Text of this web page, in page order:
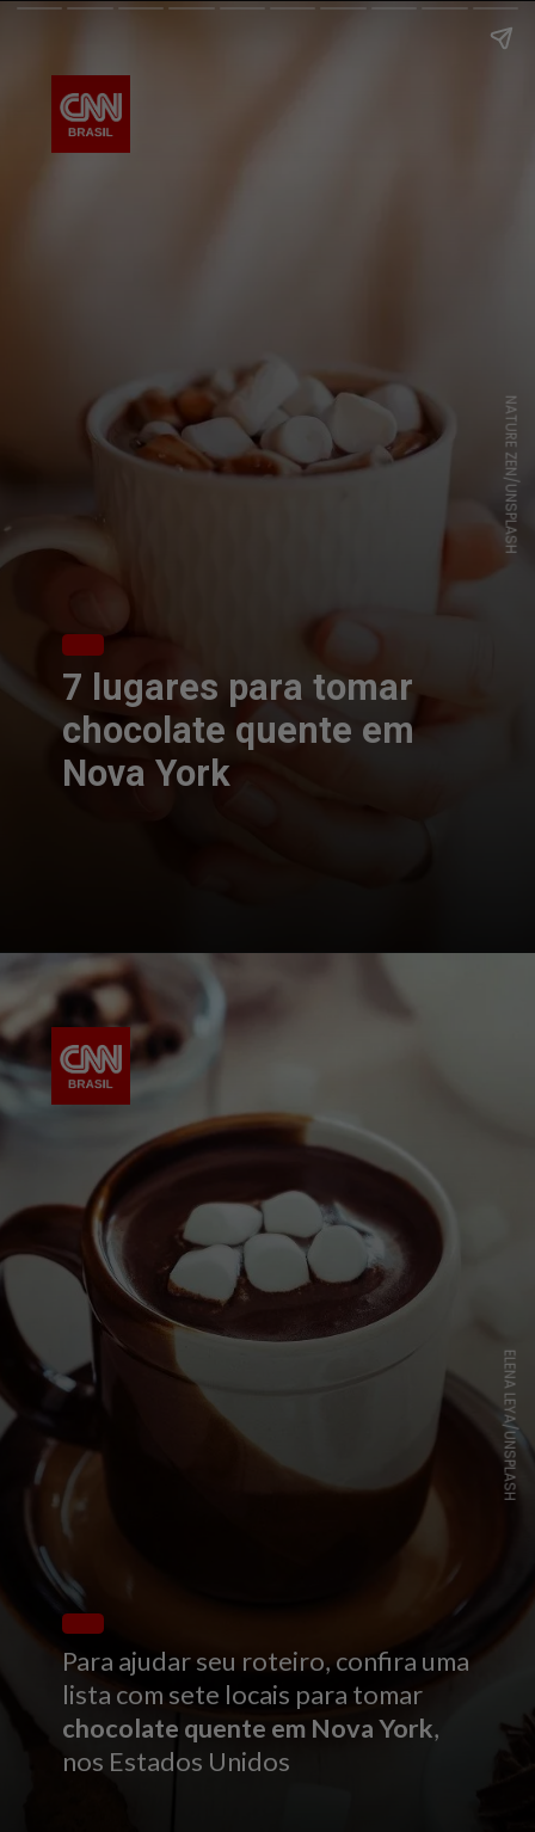
NATURE ZEN/UNSPLASH
7 lugares para tomar
chocolate quente em
Nova York
ELENA LEYA/UNSPLASH
Para ajudar seu roteiro, confira uma
lista com sete locais para tomar
chocolate quente em Nova York,
nos Estados Unidos